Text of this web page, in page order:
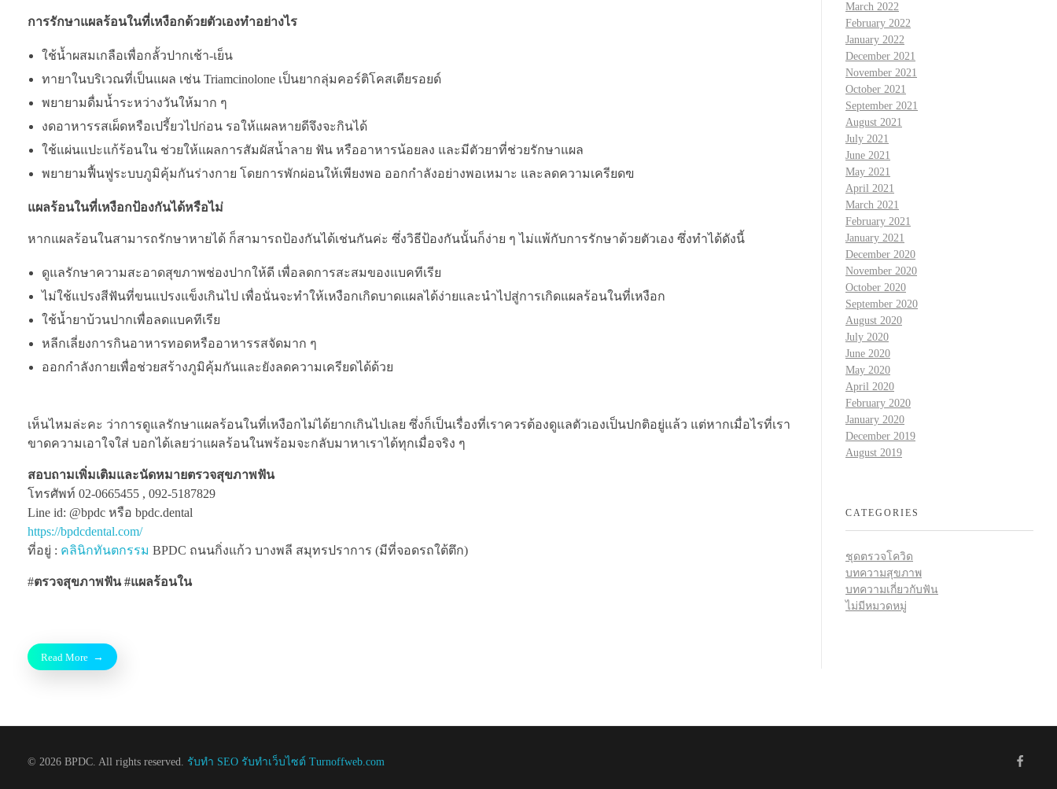
การรักษาแผลร้อนในที่เหงือกด้วยตัวเองทำอย่างไร
ใช้น้ำผสมเกลือเพื่อกลั้วปากเช้า-เย็น
ทายาในบริเวณที่เป็นแผล เช่น Triamcinolone เป็นยากลุ่มคอร์ติโคสเตียรอยด์
พยายามดื่มน้ำระหว่างวันให้มาก ๆ
งดอาหารรสเผ็ดหรือเปรี้ยวไปก่อน รอให้แผลหายดีจึงจะกินได้
ใช้แผ่นแปะแก้ร้อนใน ช่วยให้แผลการสัมผัสน้ำลาย ฟัน หรืออาหารน้อยลง และมีตัวยาที่ช่วยรักษาแผล
พยายามฟื้นฟูระบบภูมิคุ้มกันร่างกาย โดยการพักผ่อนให้เพียงพอ ออกกำลังอย่างพอเหมาะ และลดความเครียดฃ
แผลร้อนในที่เหงือกป้องกันได้หรือไม่
หากแผลร้อนในสามารถรักษาหายได้ ก็สามารถป้องกันได้เช่นกันค่ะ ซึ่งวิธีป้องกันนั้นก็ง่าย ๆ ไม่แพ้กับการรักษาด้วยตัวเอง ซึ่งทำได้ดังนี้
ดูแลรักษาความสะอาดสุขภาพช่องปากให้ดี เพื่อลดการสะสมของแบคทีเรีย
ไม่ใช้แปรงสีฟันที่ขนแปรงแข็งเกินไป เพื่อนั่นจะทำให้เหงือกเกิดบาดแผลได้ง่ายและนำไปสู่การเกิดแผลร้อนในที่เหงือก
ใช้น้ำยาบ้วนปากเพื่อลดแบคทีเรีย
หลีกเลี่ยงการกินอาหารทอดหรืออาหารรสจัดมาก ๆ
ออกกำลังกายเพื่อช่วยสร้างภูมิคุ้มกันและยังลดความเครียดได้ด้วย
เห็นไหมล่ะคะ ว่าการดูแลรักษาแผลร้อนในที่เหงือกไม่ได้ยากเกินไปเลย ซึ่งก็เป็นเรื่องที่เราควรต้องดูแลตัวเองเป็นปกติอยู่แล้ว แต่หากเมื่อไรที่เรา
ขาดความเอาใจใส่ บอกได้เลยว่าแผลร้อนในพร้อมจะกลับมาหาเราได้ทุกเมื่อจริง ๆ
สอบถามเพิ่มเติมและนัดหมายตรวจสุขภาพฟัน
โทรศัพท์ 02-0665455 , 092-5187829
Line id: @bpdc หรือ bpdc.dental
https://bpdcdental.com/
ที่อยู่ : คลินิกทันตกรรม BPDC ถนนกิ่งแก้ว บางพลี สมุทรปราการ (มีที่จอดรถใต้ตึก)
#ตรวจสุขภาพฟัน #แผลร้อนใน
Read More
March 2022
February 2022
January 2022
December 2021
November 2021
October 2021
September 2021
August 2021
July 2021
June 2021
May 2021
April 2021
March 2021
February 2021
January 2021
December 2020
November 2020
October 2020
September 2020
August 2020
July 2020
June 2020
May 2020
April 2020
February 2020
January 2020
December 2019
August 2019
CATEGORIES
ชุดตรวจโควิด
บทความสุขภาพ
บทความเกี่ยวกับฟัน
ไม่มีหมวดหมู่
© 2026 BPDC. All rights reserved. รับทำ SEO รับทำเว็บไซต์ Turnoffweb.com